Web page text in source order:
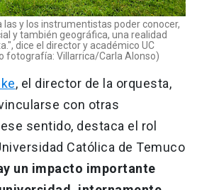
las y los instrumentistas poder conocer,
y también geográfica, una realidad
dice el director y académico UC
fotografía: Villarrica/Carla Alonso)
, el director de la orquesta,
con otras
sentido, destaca el rol
Católica de Temuco
un impacto importante